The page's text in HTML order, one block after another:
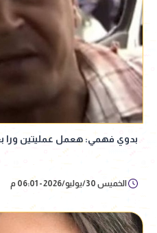
بدوي فهمي: هعمل عمليتين
الخميس 30/يوليو/2026 - 06:01 م